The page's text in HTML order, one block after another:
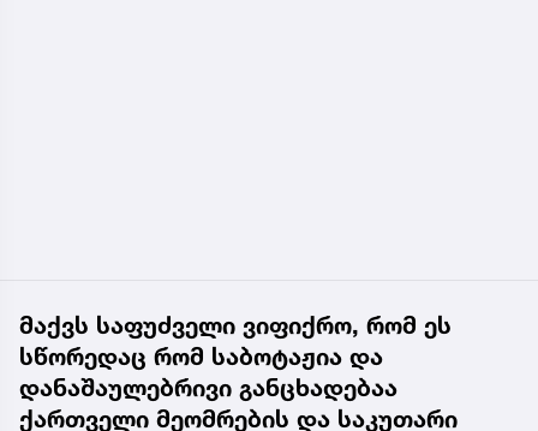
მაქვს საფუძველი ვიფიქრო, რომ ეს
სწორედაც რომ საბოტაჟია და
დანაშაულებრივი განცხადებაა
ქართველი მეომრების და საკუთარი